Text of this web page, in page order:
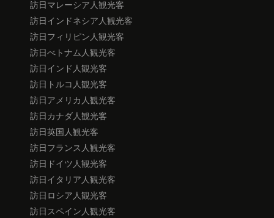
訪日マレーシア人観光客
訪日インドネシア人観光客
訪日フィリピン人観光客
訪日べトナム人観光客
訪日インド人観光客
訪日トルコ人観光客
訪日アメリカ人観光客
訪日カナダ人観光客
訪日英国人観光客
訪日フランス人観光客
訪日ドイツ人観光客
訪日イタリア人観光客
訪日ロシア人観光客
訪日スペイン人観光客